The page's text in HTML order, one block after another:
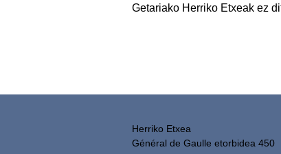
Getariako Herriko Etxeak ez
Herriko Etxea
Général de Gaulle etorbidea 450